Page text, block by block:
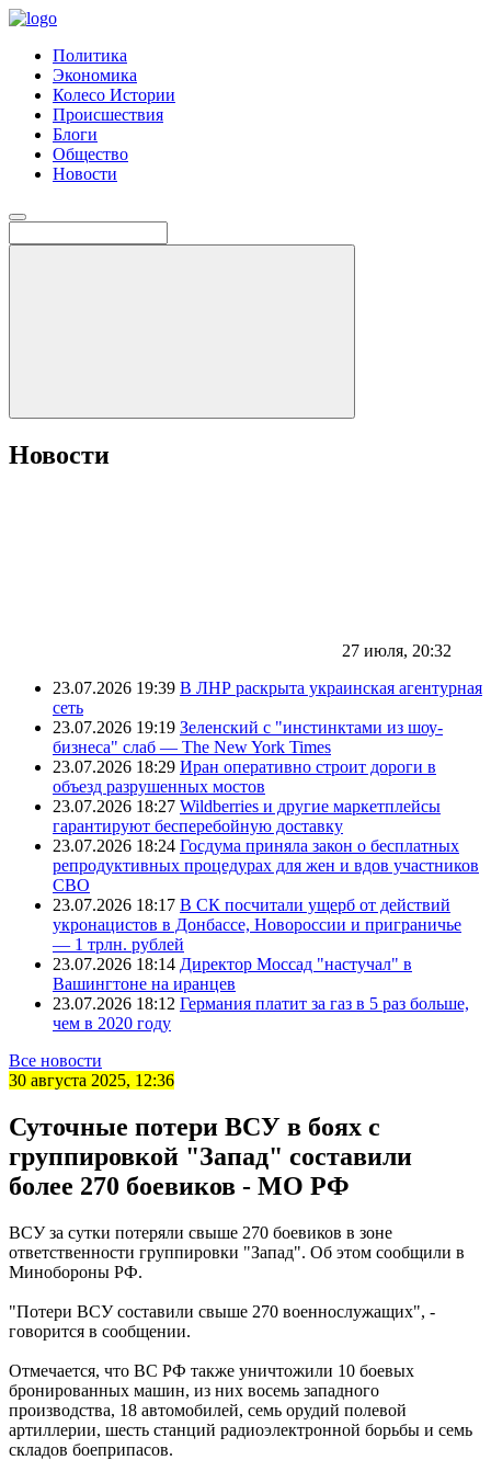
Политика
Экономика
Колесо Истории
Происшествия
Блоги
Общество
Новости
Новости
27 июля, 20:32
23.07.2026 19:39 В ЛНР раскрыта украинская агентурная
сеть
23.07.2026 19:19 Зеленский с "инстинктами из шоу-
бизнеса" слаб — The New York Times
23.07.2026 18:29 Иран оперативно строит дороги в
объезд разрушенных мостов
23.07.2026 18:27 Wildberries и другие маркетплейсы
гарантируют бесперебойную доставку
23.07.2026 18:24 Госдума приняла закон о бесплатных
репродуктивных процедурах для жен и вдов участников
СВО
23.07.2026 18:17 В СК посчитали ущерб от действий
укронацистов в Донбассе, Новороссии и приграничье
— 1 трлн. рублей
23.07.2026 18:14 Директор Моссад "настучал" в
Вашингтоне на иранцев
23.07.2026 18:12 Германия платит за газ в 5 раз больше,
чем в 2020 году
Все новости
30 августа 2025, 12:36
Суточные потери ВСУ в боях с
группировкой "Запад" составили
более 270 боевиков - МО РФ
ВСУ за сутки потеряли свыше 270 боевиков в зоне
ответственности группировки "Запад". Об этом сообщили в
Минобороны РФ.
"Потери ВСУ составили свыше 270 военнослужащих", -
говорится в сообщении.
Отмечается, что ВС РФ также уничтожили 10 боевых
бронированных машин, из них восемь западного
производства, 18 автомобилей, семь орудий полевой
артиллерии, шесть станций радиоэлектронной борьбы и семь
складов боеприпасов.